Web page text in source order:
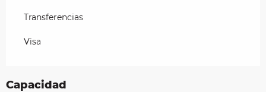
Transferencias
Visa
Capacidad